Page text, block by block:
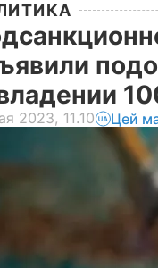
2023, 11.10 Цей